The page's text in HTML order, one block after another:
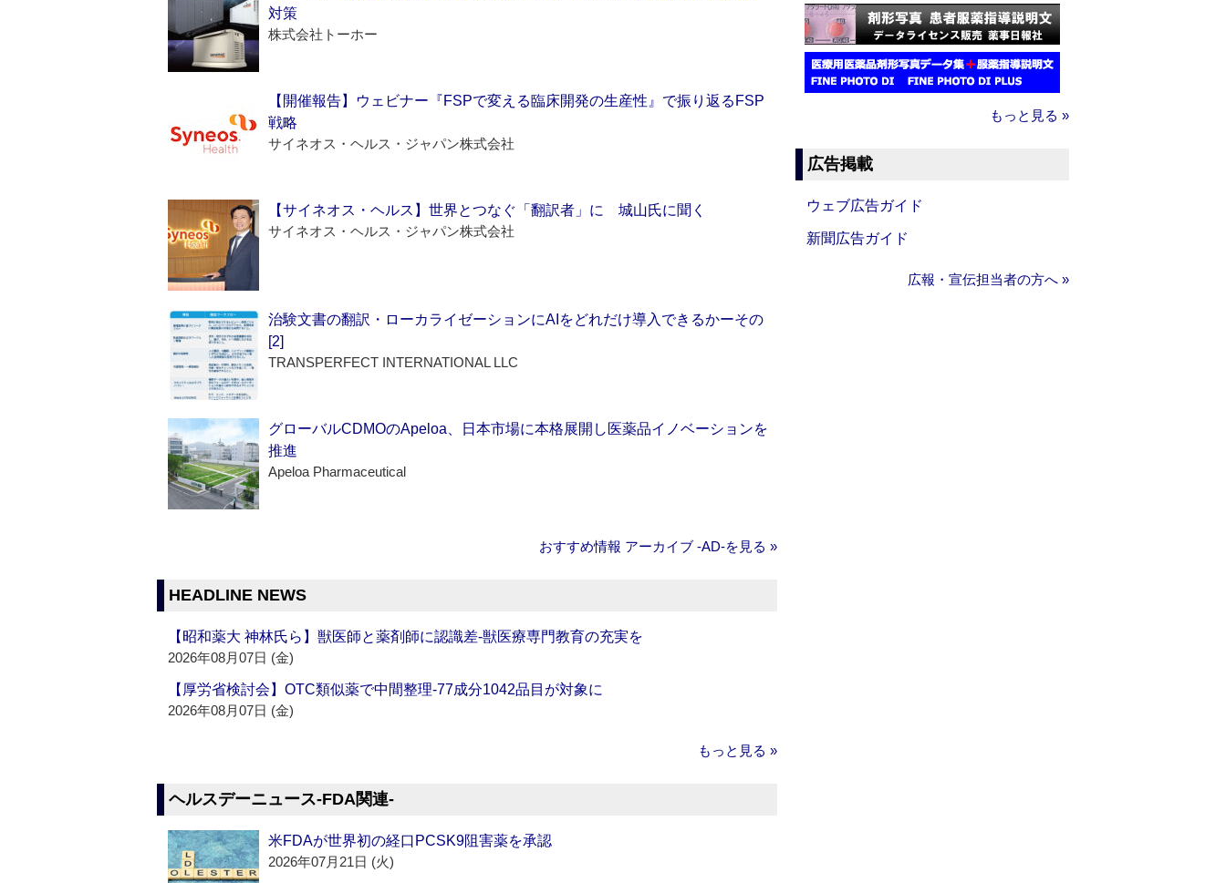
対策
株式会社トーホー
【開催報告】ウェビナー『FSPで変える臨床開発の生産性』で振り返るFSP
戦略
サイネオス・ヘルス・ジャパン株式会社
【サイネオス・ヘルス】世界とつなぐ「翻訳者」に 城山氏に聞く
サイネオス・ヘルス・ジャパン株式会社
治験文書の翻訳・ローカライゼーションにAIをどれだけ導入できるかーその
[2]
TRANSPERFECT INTERNATIONAL LLC
グローバルCDMOのApeloa、日本市場に本格展開し医薬品イノベーションを
推進
Apeloa Pharmaceutical
おすすめ情報 アーカイブ ‐AD‐を見る »
HEADLINE NEWS
【昭和薬大 神林氏ら】獣医師と薬剤師に認識差‐獣医療専門教育の充実を
2026年08月07日 (金)
【厚労省検討会】OTC類似薬で中間整理‐77成分1042品目が対象に
2026年08月07日 (金)
もっと見る »
ヘルスデーニュース‐FDA関連‐
米FDAが世界初の経口PCSK9阻害薬を承認
2026年07月21日 (火)
もっと見る »
広告掲載
ウェブ広告ガイド
新聞広告ガイド
広報・宣伝担当者の方へ »